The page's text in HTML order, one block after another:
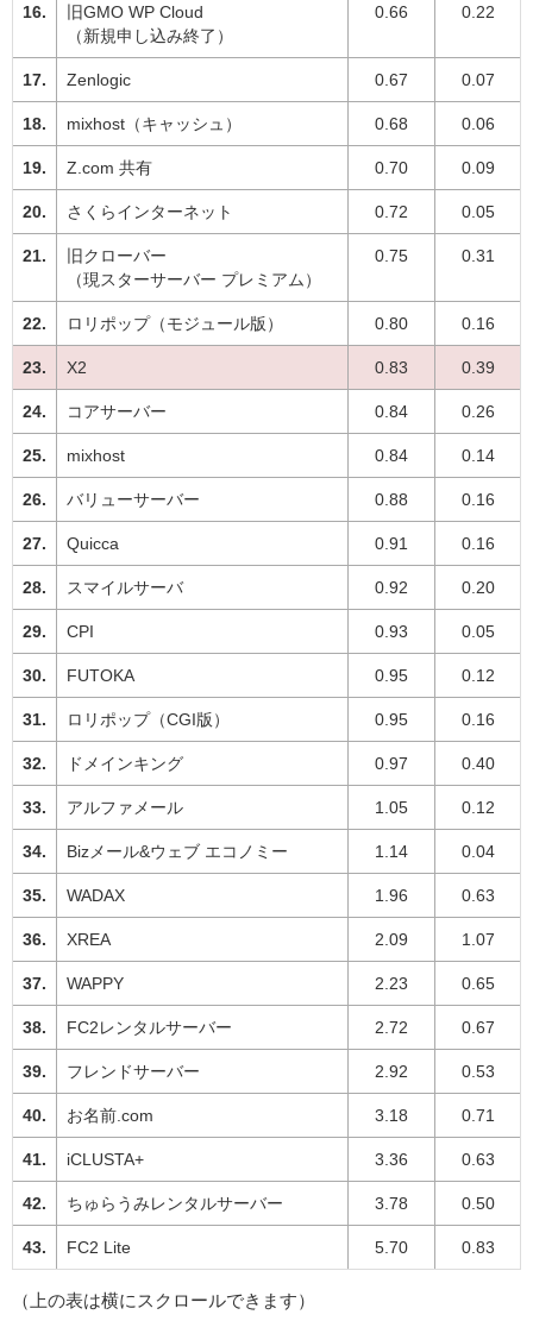
旧GMO WP Cloud
（新規申し込み終了）
0.66 0.22
Zenlogic 0.67 0.07
mixhost（キャッシュ） 0.68 0.06
Z.com 共有 0.70 0.09
さくらインターネット 0.72 0.05
旧クローバー
（現スターサーバー プレミアム）
0.75 0.31
ロリポップ（モジュール版） 0.80 0.16
X2 0.83 0.39
コアサーバー 0.84 0.26
mixhost 0.84 0.14
バリューサーバー 0.88 0.16
Quicca 0.91 0.16
スマイルサーバ 0.92 0.20
CPI 0.93 0.05
FUTOKA 0.95 0.12
ロリポップ（CGI版） 0.95 0.16
ドメインキング 0.97 0.40
アルファメール 1.05 0.12
Bizメール&ウェブ エコノミー 1.14 0.04
WADAX 1.96 0.63
XREA 2.09 1.07
WAPPY 2.23 0.65
FC2レンタルサーバー 2.72 0.67
フレンドサーバー 2.92 0.53
お名前.com 3.18 0.71
iCLUSTA+ 3.36 0.63
ちゅらうみレンタルサーバー 3.78 0.50
FC2 Lite 5.70 0.83
（上の表は横にスクロールできます）